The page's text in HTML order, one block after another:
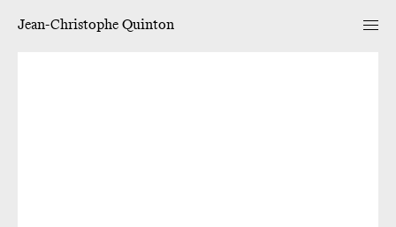
Jean-Christophe Quinton